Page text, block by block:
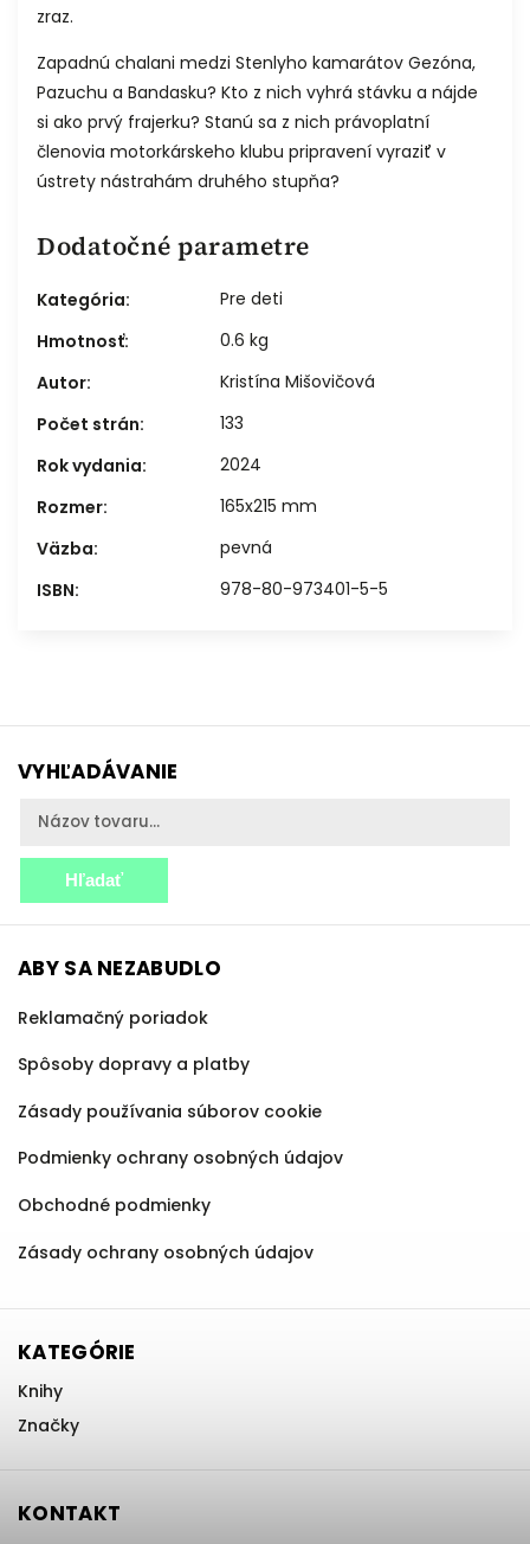
zraz.
Zapadnú chalani medzi Stenlyho kamarátov Gezóna,
Pazuchu a Bandasku? Kto z nich vyhrá stávku a nájde
si ako prvý frajerku? Stanú sa z nich právoplatní
členovia motorkárskeho klubu pripravení vyraziť v
ústrety nástrahám druhého stupňa?
Dodatočné parametre
Kategória:
Pre deti
Hmotnosť:
0.6 kg
Autor:
Kristína Mišovičová
Počet strán:
133
Rok vydania:
2024
Rozmer:
165x215 mm
Väzba:
pevná
ISBN: 978-80-973401-5-5
VYHĽADÁVANIE
Hľadať
ABY SA NEZABUDLO
Reklamačný poriadok
Spôsoby dopravy a platby
Zásady používania súborov cookie
Podmienky ochrany osobných údajov
Obchodné podmienky
Zásady ochrany osobných údajov
KATEGÓRIE
Knihy
Značky
KONTAKT